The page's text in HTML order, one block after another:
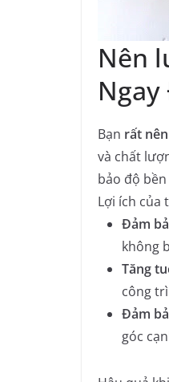
Nên
Bạn rất nên
và chất
bảo độ
Lợi ích của
Đảm
không
Tăng
công
Đảm
góc